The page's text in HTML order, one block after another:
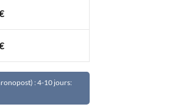
: 4-10 jours: